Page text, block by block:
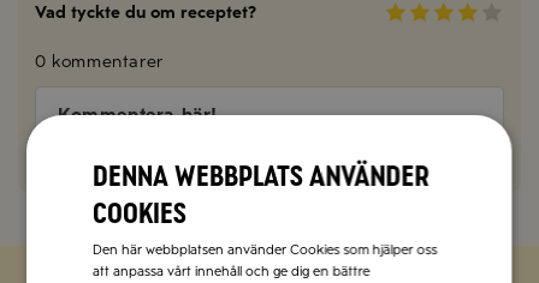
Vad tyckte du om receptet?
0 kommentarer
Kommentera här!
Denna webbplats använder
cookies
Den här webbplatsen använder Cookies som hjälper oss
att anpassa vårt innehåll och ge dig en bättre